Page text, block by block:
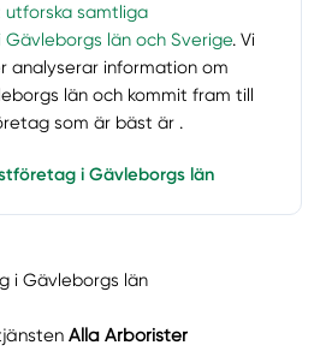
utforska samtliga
län och Sverige. Vi
analyserar information om
län och kommit fram till
som är bäst är .
i Gävleborgs län
i Gävleborgs län
Alla Arborister